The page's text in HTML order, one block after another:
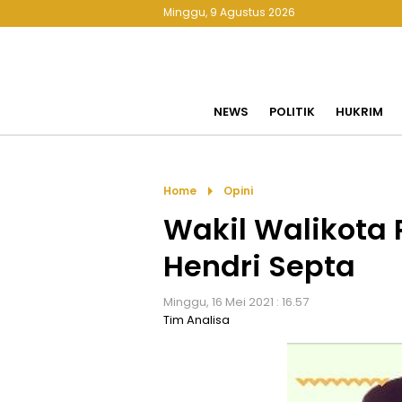
Minggu, 9 Agustus 2026
NEWS POLITIK HUKRIM
Home arrow_right Opini
Wakil Walikota
Hendri Septa
Minggu, 16 Mei 2021 : 16.57
Tim Analisa